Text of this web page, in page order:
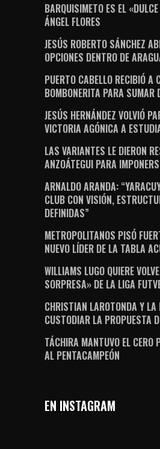
BARQUISIMETO ES EL
ÁNGEL FLORES
JESÚS ROBERTO SÁNCHEZ
OPCIONES DENTRO DE
PUERTO CABELLO RECIBIÓ A
BOMBONERITA PARA SUMAR
JESÚS HERNÁNDEZ VOLVIÓ
VICTORIA AGÓNICA A
LAS VARIANTES LE DIERON
ANZOÁTEGUI PARA
ARNALDO ARANDA:
CLUB CON VISIÓN,
DEFINIDAS”
METROPOLITANOS PISÓ
NUEVO LÍDER DE LA TABLA
WILLIAMS LUGO QUIERE
SORPRESA» DE LA LIGA
CHRISTIAN LAROTONDA Y LA
CUSTODIAR LA PROPUESTA
TÁCHIRA MANTUVO EL CERO
AL PENTACAMPEÓN
EN INSTAGRAM